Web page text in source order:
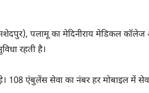
पलामू का मेदिनीराय मेडिकल
रहती है।
108 एंबुलेंस सेवा का नंबर हर मोबाइल में